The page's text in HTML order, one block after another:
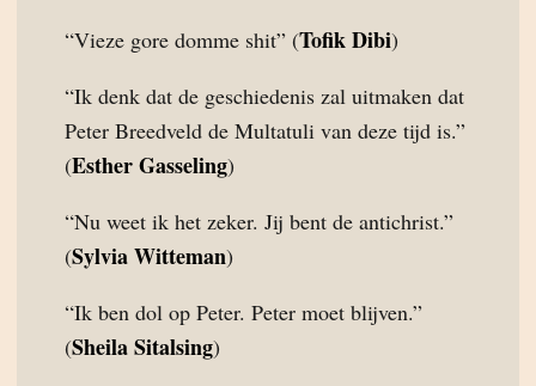
“Vieze gore domme shit” (Tofik Dibi)
“Ik denk dat de geschiedenis zal uitmaken dat
Peter Breedveld de Multatuli van deze tijd is.”
(Esther Gasseling)
“Nu weet ik het zeker. Jij bent de antichrist.”
(Sylvia Witteman)
“Ik ben dol op Peter. Peter moet blijven.”
(Sheila Sitalsing)